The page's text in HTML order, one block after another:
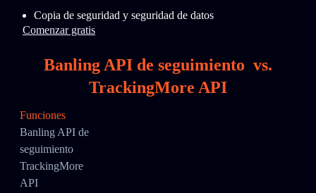
Copia de seguridad y seguridad de datos
Comenzar gratis
Banling API de seguimiento vs.
TrackingMore API
Funciones
Banling API de
seguimiento
TrackingMore
API